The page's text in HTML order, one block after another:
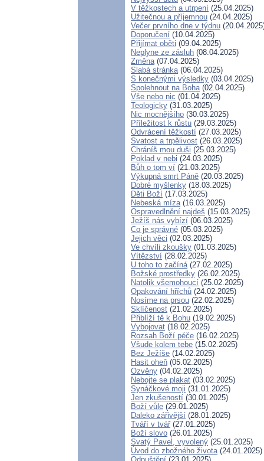
V těžkostech a utrpení (25.04.2025)
Užitečnou a příjemnou (24.04.2025)
Večer prvního dne v týdnu
Doporučení (10.04.2025)
Přijímat oběti (09.04.2025)
Neplyne ze zásluh (08.04.2025)
Změna(07.04.2025)
Slabá stránka(06.04.2025)
S konečnými výsledky (03.04.2025)
Spolehnout na Boha(02.04.2025)
Vše nebo nic (01.04.2025)
Teologicky (31.03.2025)
Nic mocnějšího (30.03.2025)
Příležitost k růstu (29.03.2025)
Odvrácení těžkostí (27.03.2025)
Svatost a trpělivost (26.03.2025)
Chráníš mou duši (25.03.2025)
Poklad v nebi (24.03.2025)
Bůh o tom ví (21.03.2025)
Výkupná smrt Páně (20.03.2025)
Dobré myšlenky (18.03.2025)
Děti Boží (17.03.2025)
Nebeská míza(16.03.2025)
Ospravedlnění najdeš (15.03.2025)
Ježíš nás vybízí (06.03.2025)
Co je správné (05.03.2025)
Jejich věci (02.03.2025)
Ve chvíli zkoušky (01.03.2025)
Vítězství (28.02.2025)
U toho to začíná(27.02.2025)
Božské prostředky (26.02.2025)
Natolik všemohoucí (25.02.2025)
Opakování hříchů (24.02.2025)
Nosíme na prsou (22.02.2025)
Sklíčenost (21.02.2025)
Přiblíží tě k Bohu (19.02.2025)
Vybojovat (18.02.2025)
Rozsah Boží péče (16.02.2025)
Všude kolem tebe (15.02.2025)
Bez Ježíše (14.02.2025)
Hasit oheň (05.02.2025)
Ozvěny (04.02.2025)
Nebojte se plakat (03.02.2025)
Synáčkové moji (31.01.2025)
Jen zkušeností (30.01.2025)
Boží vůle (29.01.2025)
Daleko zářivější (28.01.2025)
Tváří v tvář(27.01.2025)
Boží slovo (26.01.2025)
Svatý Pavel, vyvolený (25.01.2025)
Úvod do zbožného života(24.01.2025)